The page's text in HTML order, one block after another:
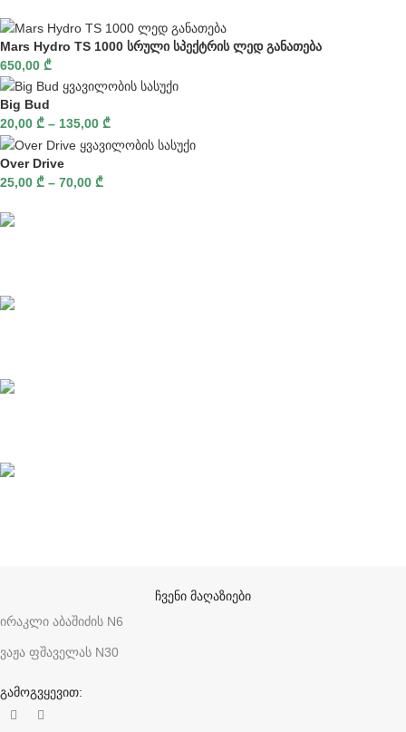
Mars Hydro TS 1000 სრული სპექტრის ლედ განათება
650,00 ₾
Big Bud
20,00 ₾ – 135,00 ₾
Over Drive
25,00 ₾ – 70,00 ₾
ჩვენი მაღაზიები
ირაკლი აბაშიძის N6
ვაჟა ფშაველას N30
გამოგვყევით: